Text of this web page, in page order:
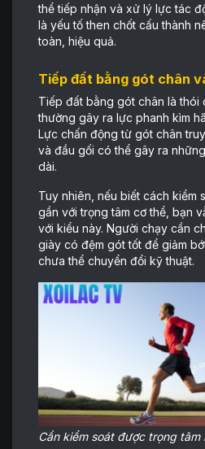
thể tiếp nhận và xử lý lực tác
là yếu tố then chốt cấu thành
toàn, hiệu quả.
Tiếp đất bằng gót chân
Tiếp đất bằng gót chân là thói
thường gây ra lực phanh kìm
Lực chấn động từ gót chân
và đầu gối có thể gây ra
dài.
Tuy nhiên, nếu biết cách kiểm
gần với trọng tâm cơ thể, bạn
với kiểu này. Người chạy cần
giày có đệm gót tốt để giảm
chưa thể chuyển đổi kỹ thuật.
Cần kiểm soát được trọng